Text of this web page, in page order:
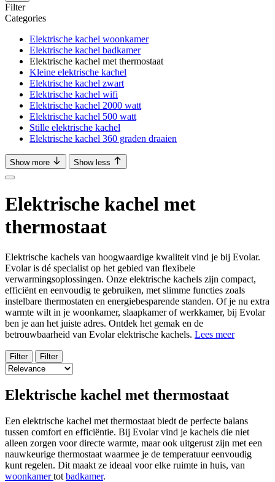
Filter
Categories
Elektrische kachel woonkamer
Elektrische kachel badkamer
Elektrische kachel met thermostaat
Kleine elektrische kachel
Elektrische kachel zwart
Elektrische kachel wifi
Elektrische kachel 2000 watt
Elektrische kachel 500 watt
Stille elektrische kachel
Elektrische kachel 360 graden draaien
Show more Show less
Elektrische kachel met
thermostaat
Elektrische kachels van hoogwaardige kwaliteit vind je bij Evolar.
Evolar is dé specialist op het gebied van flexibele
verwarmingsoplossingen. Onze elektrische kachels zijn compact,
efficiënt en eenvoudig te gebruiken, met slimme functies zoals
instelbare thermostaten en energiebesparende standen. Of je nu extra
warmte wilt in je woonkamer, slaapkamer of werkkamer, bij Evolar
ben je aan het juiste adres. Ontdek het gemak en de
betrouwbaarheid van Evolar elektrische kachels. Lees meer
Filter Filter
Elektrische kachel met thermostaat
Een elektrische kachel met thermostaat biedt de perfecte balans
tussen comfort en efficiëntie. Bij Evolar vind je kachels die niet
alleen zorgen voor directe warmte, maar ook uitgerust zijn met een
nauwkeurige thermostaat waarmee je de temperatuur eenvoudig
kunt regelen. Dit maakt ze ideaal voor elke ruimte in huis, van
woonkamertot badkamer.